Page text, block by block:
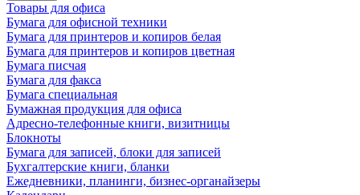
Товары для офиса
Бумага для офисной техники
Бумага для принтеров и копиров белая
Бумага для принтеров и копиров цветная
Бумага писчая
Бумага для факса
Бумага специальная
Бумажная продукция для офиса
Адресно-телефонные книги, визитницы
Блокноты
Бумага для записей, блоки для записей
Бухгалтерские книги, бланки
Ежедневники, планинги, бизнес-органайзеры